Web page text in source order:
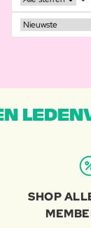
SHOP